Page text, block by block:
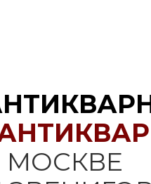
МОСКВЕ